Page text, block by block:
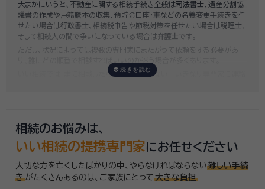
み依頼することも可能ですので、まずはお気軽にご相談ください。
大まかにいうと、不動産に関する相続手続き全般は司法書士 、遺産分割協
議書の作成や戸籍謄本の収集、預貯金口座・車などの名義変更手続きを任
せたい場合は行政書士 、相続税申告や節税対策を任せたい場合は税理士
そして相続人の間で争いになっている場合は弁護士です。
ただし、状況によっては複数の専門家にまたがって依頼をする必要があ
いい相続では「誰に相談したらいいかわからない」「いきなり専門家に連絡
相続のお悩みは、
いい相続の提携専門家にお任せください
大切な方を亡くしたばかりの中、やらなければならない 難しい手続
き がたくさんあるのは、 ご家族にとって 大きな負担